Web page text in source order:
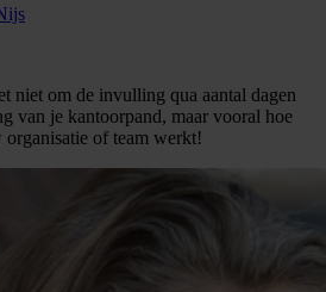
niet om de invulling qua aantal dagen
van je kantoorpand, maar vooral hoe
of team werkt!